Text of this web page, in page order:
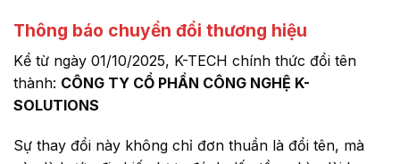
Thông báo chuyển đổi thương hiệu
Kể từ ngày 01/10/2025, K-TECH chính thức đổi tên
thành: CÔNG TY CỔ PHẦN CÔNG NGHỆ K-
SOLUTIONS
Sự thay đổi này không chỉ đơn thuần là đổi tên, mà